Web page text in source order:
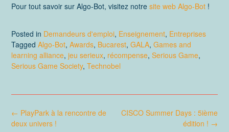
Pour tout savoir sur Algo-Bot, visitez notre site web Algo-Bot !
Posted in Demandeurs d'emploi, Enseignement, Entreprises
Tagged Algo-Bot, Awards, Bucarest, GALA, Games and
learning alliance, jeu serieux, récompense, Serious Game,
Serious Game Society, Technobel
Post
navigation
CISCO Summer Days : 5ième
édition ! →
← PlayPark à la rencontre de
deux univers !